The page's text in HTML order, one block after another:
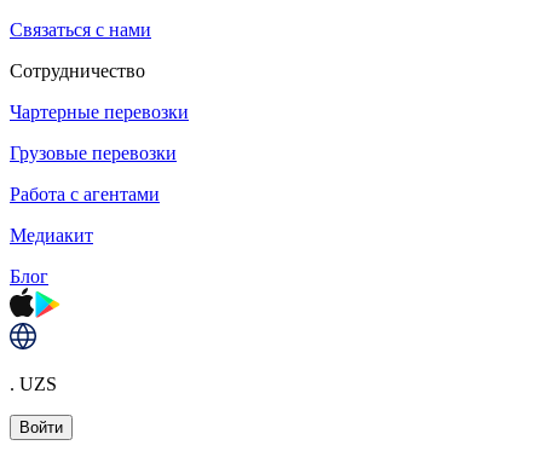
Связаться с нами
Сотрудничество
Чартерные перевозки
Грузовые перевозки
Работа с агентами
Медиакит
Блог
. UZS
Войти